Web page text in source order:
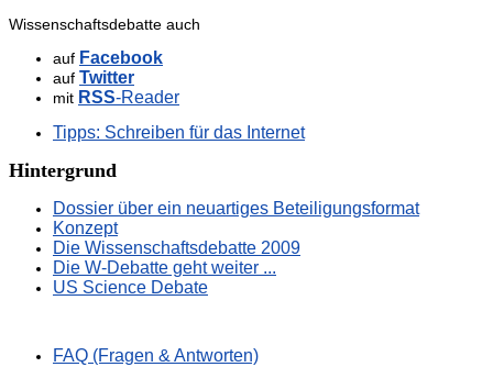
Wissenschaftsdebatte auch
auf Facebook
auf Twitter
mit RSS-Reader
Tipps: Schreiben für das Internet
Hintergrund
Dossier über ein neuartiges Beteiligungsformat
Konzept
Die Wissenschaftsdebatte 2009
Die W-Debatte geht weiter ...
US Science Debate
FAQ (Fragen & Antworten)